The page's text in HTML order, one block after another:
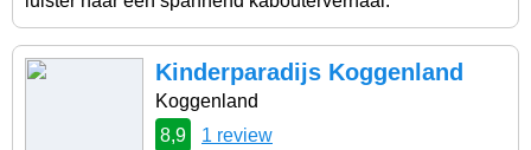
Kinderparadijs Koggenland
Koggenland
8,9
1 review